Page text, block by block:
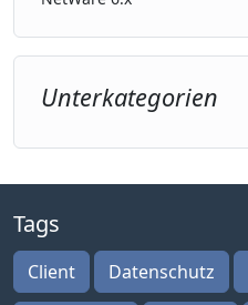
Unterkategorien
Tags
Client Datenschutz